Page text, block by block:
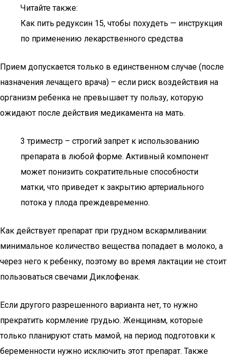
Читайте также:
Как пить редуксин 15, чтобы похудеть — инструкция
по применению лекарственного средства
Прием допускается только в единственном случае (после
назначения лечащего врача) – если риск воздействия на
организм ребенка не превышает ту пользу, которую
ожидают после действия медикамента на мать.
3 триместр – строгий запрет к использованию
препарата в любой форме. Активный компонент
может понизить сократительные способности
матки, что приведет к закрытию артериального
потока у плода преждевременно.
Как действует препарат при грудном вскармливании:
минимальное количество вещества попадает в молоко, а
через него к ребенку, поэтому во время лактации не стоит
пользоваться свечами Диклофенак.
Если другого разрешенного варианта нет, то нужно
прекратить кормление грудью. Женщинам, которые
только планируют стать мамой, на период подготовки к
беременности нужно исключить этот препарат. Также